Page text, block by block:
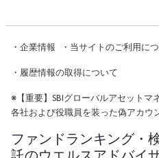
・ 企業情報 ・ 当サイトのご利用に
・ 履歴情報の取得について
※【重要】SBIグローバルアセットマ
各社および役職員を装った偽アカウ
ファンドランキング・